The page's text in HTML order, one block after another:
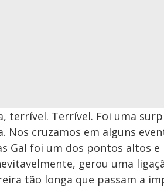
terrível. Terrível. Foi uma
Nos cruzamos em alguns
Gal foi um dos pontos altos
gerou uma
tão longa que passam a